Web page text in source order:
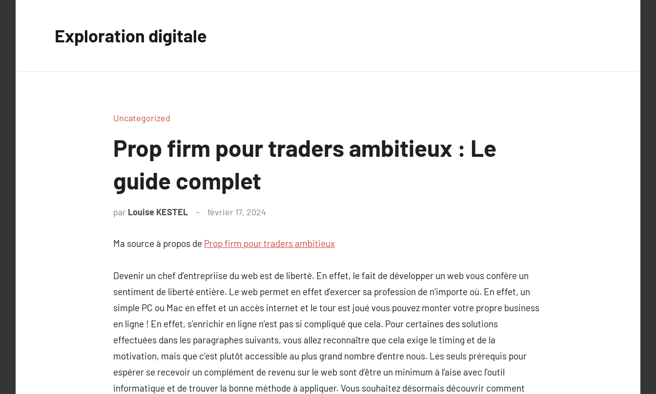
Exploration digitale
Uncategorized
Prop firm pour traders ambitieux : Le
guide complet
par Louise KESTEL février 17, 2024
Ma source à propos de Prop firm pour traders ambitieux
Devenir un chef d’entrepriise du web est de liberté. En effet, le fait de développer un web vous confère un
sentiment de liberté entière. Le web permet en effet d’exercer sa profession de n’importe où. En effet, un
simple PC ou Mac en effet et un accès internet et le tour est joué vous pouvez monter votre propre business
en ligne ! En effet, s’enrichir en ligne n’est pas si compliqué que cela. Pour certaines des solutions
effectuées dans les paragraphes suivants, vous allez reconnaître que cela exige le timing et de la
motivation, mais que c’est plutôt accessible au plus grand nombre d’entre nous. Les seuls prérequis pour
espérer se recevoir un complément de revenu sur le web sont d’être un minimum à l’aise avec l’outil
informatique et de trouver la bonne méthode à appliquer. Vous souhaitez désormais découvrir comment